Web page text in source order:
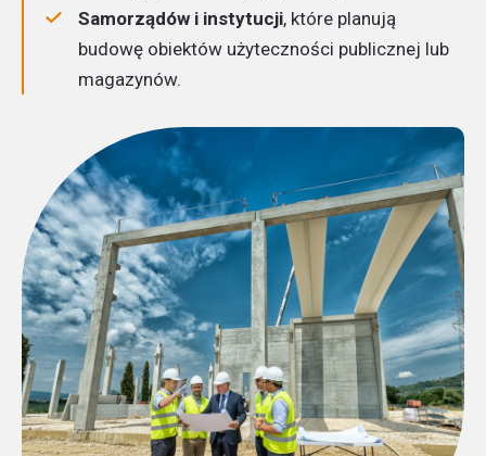
Samorządów i instytucji, które planują
budowę obiektów użyteczności publicznej lub
magazynów.